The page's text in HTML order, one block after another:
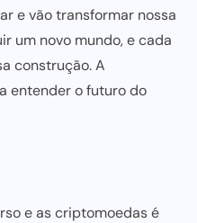
e vão transformar nossa
um novo mundo, e cada
construção. A
entender o futuro do
e as criptomoedas é